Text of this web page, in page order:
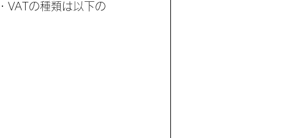
VATの種類は以下の